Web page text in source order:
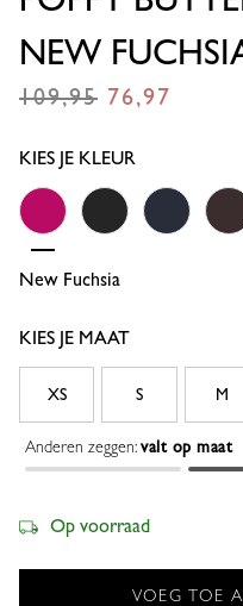
NEW
109,95 76,97
KIES JE KLEUR
New Fuchsia
Black
KIES JE MAAT
XS S M
Anderen zeggen:valt op maat
Op voorraad